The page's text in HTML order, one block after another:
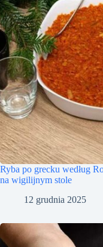
Ryba po grecku według
na wigilijnym stole
12 grudnia 2025